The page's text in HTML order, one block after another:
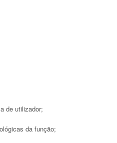
de utilizador;
da função;